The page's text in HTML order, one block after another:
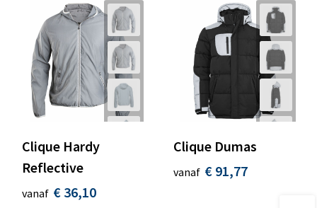
Clique Hardy
Reflective
vanaf € 36,10
Clique Dumas
vanaf € 91,77